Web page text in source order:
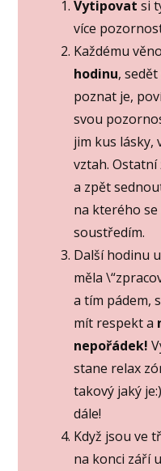
Vytipovat si
více
Každému
hodinu,
poznat je,
svou
jim kus lásky,
vztah.
a zpět
na kterého
soustředím.
Další hodinu
měla
a tím pádem,
mít respekt a
nepořádek!
stane relax
takový jaký
dále!
Když jsou ve
na konci září